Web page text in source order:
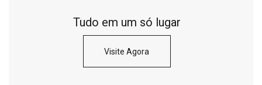
Tudo em um só lugar
Visite Agora